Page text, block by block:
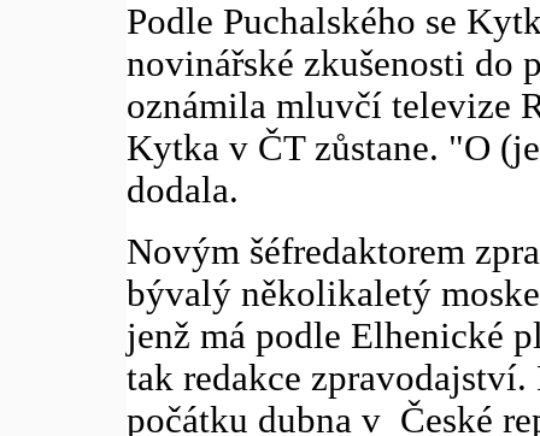
Podle Puchalského se
novinářské zkušenosti do
oznámila mluvčí televize
Kytka v ČT zůstane. "O
dodala.
Novým šéfredaktorem
bývalý několikaletý
jenž má podle Elhenické
tak redakce
počátku dubna v České